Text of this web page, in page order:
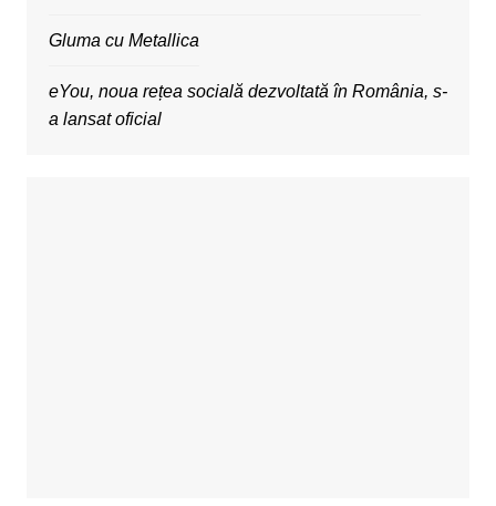
Gluma cu Metallica
eYou, noua rețea socială dezvoltată în România, s-
a lansat oficial